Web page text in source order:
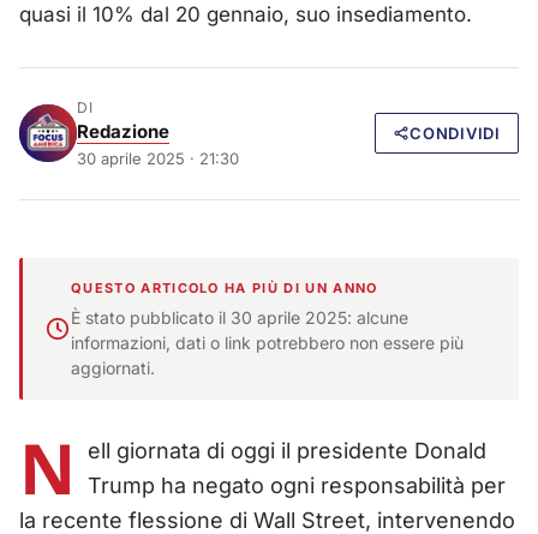
quasi il 10% dal 20 gennaio, suo insediamento.
DI
Redazione
30 aprile 2025 · 21:30
CONDIVIDI
QUESTO ARTICOLO HA PIÙ DI UN ANNO
È stato pubblicato il 30 aprile 2025: alcune
informazioni, dati o link potrebbero non essere più
aggiornati.
N
ell giornata di oggi il presidente Donald
Trump ha negato ogni responsabilità per
la recente flessione di Wall Street, intervenendo